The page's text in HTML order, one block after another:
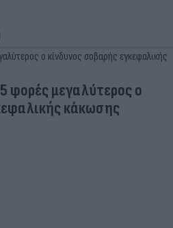
φορές μεγαλύτερος ο
κάκωσης